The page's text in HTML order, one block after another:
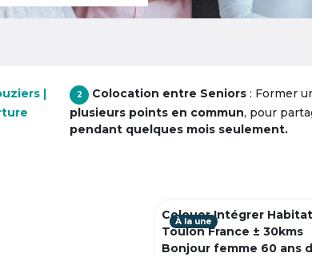
|
2 Colocation entre Seniors : Former
plusieurs points en commun, pour
pendant quelques mois seulement.
Colouer Intégrer
Toulon France ± 30kms
Bonjour femme 60 ans
À la une